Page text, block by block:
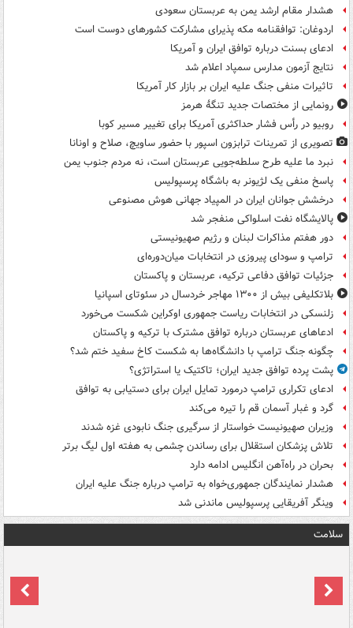
هشدار مقام ارشد یمن به عربستان سعودی
اردوغان: توافقنامه مکه پذیرای مشارکت کشورهای دوست است
ادعای بسنت درباره توافق ایران و آمریکا
نتایج آزمون مدارس سمپاد اعلام شد
تاثیرات منفی جنگ علیه ایران بر بازار کار آمریکا
رونمایی از مختصات جدید تنگۀ هرمز
روبیو در رأس فشار حداکثری آمریکا برای تغییر مسیر کوبا
تصویری از تمرینات ترابزون اسپور با حضور ساویچ، صلاح و اونانا
نبرد ما علیه طرح سلطه‌جویی عربستان است، نه مردم جنوب یمن
پاسخ منفی یک لژیونر به باشگاه پرسپولیس
درخشش جوانان ایران در المپیاد جهانی هوش مصنوعی
پالایشگاه نفت اسلواکی منفجر شد
دور هفتم مذاکرات لبنان و رژیم صهیونیستی
ترامپ و سودای پیروزی در انتخابات میان‌دوره‌ای
جزئیات توافق دفاعی ترکیه، عربستان و پاکستان
بلاتکلیفی بیش از ۱۳۰۰ مهاجر خردسال در سئوتای اسپانیا
زلنسکی در انتخابات ریاست جمهوری اوکراین شکست می‌خورد
ادعاهای عربستان درباره توافق مشترک با ترکیه و پاکستان
چگونه جنگ ترامپ با دانشگاه‌ها به شکست کاخ سفید ختم شد؟
پشت پرده توافق جدید ایران؛ تاکتیک یا استراتژی؟
ادعای تکراری ترامپ درمورد تمایل ایران برای دستیابی به توافق
گرد و غبار آسمان قم را تیره می‌کند
وزیران صهیونیست خواستار از سرگیری جنگ نابودی غزه شدند
تلاش پزشکان استقلال برای رساندن چشمی به هفته اول لیگ برتر
بحران در راه‌آهن انگلیس ادامه دارد
هشدار نمایندگان جمهوری‌خواه به ترامپ درباره جنگ علیه ایران
وینگر آفریقایی پرسپولیس ماندنی شد
سلامت